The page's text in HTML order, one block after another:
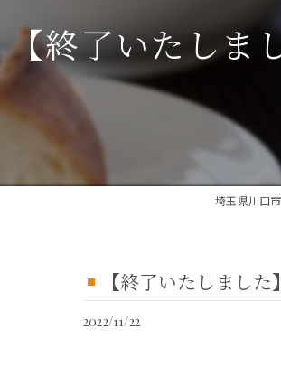
【終了いたしま
埼玉県川口
【終了いたしまし
2022/11/22